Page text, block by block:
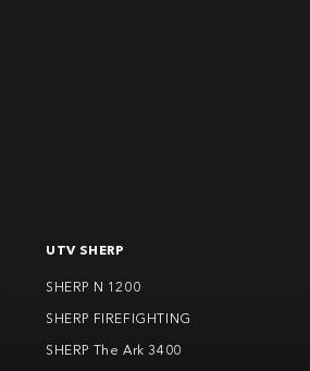
UTV SHERP
SHERP N 1200
SHERP FIREFIGHTING
SHERP The Ark 3400